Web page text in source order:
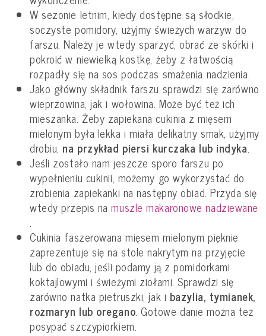
W sezonie letnim, kiedy dostępne są słodkie,
soczyste pomidory, użyjmy świeżych warzyw do
farszu. Należy je wtedy sparzyć, obrać ze skórki i
pokroić w niewielką kostkę, żeby z łatwością
rozpadły się na sos podczas smażenia nadzienia.
Jako główny składnik farszu sprawdzi się zarówno
wieprzowina, jak i wołowina. Może być też ich
mieszanka. Żeby zapiekana cukinia z mięsem
mielonym była lekka i miała delikatny smak, użyjmy
drobiu, na przykład piersi kurczaka lub indyka.
Jeśli zostało nam jeszcze sporo farszu po
wypełnieniu cukinii, możemy go wykorzystać do
zrobienia zapiekanki na następny obiad. Przyda się
wtedy przepis namuszle makaronowe nadziewane
.
Cukinia faszerowana mięsem mielonym pięknie
zaprezentuje się na stole nakrytym na przyjęcie
lub do obiadu, jeśli podamy ją z pomidorkami
koktajlowymi i świeżymi ziołami. Sprawdzi się
zarówno natka pietruszki, jak i bazylia, tymianek,
rozmaryn lub oregano. Gotowe danie można też
posypać szczypiorkiem.